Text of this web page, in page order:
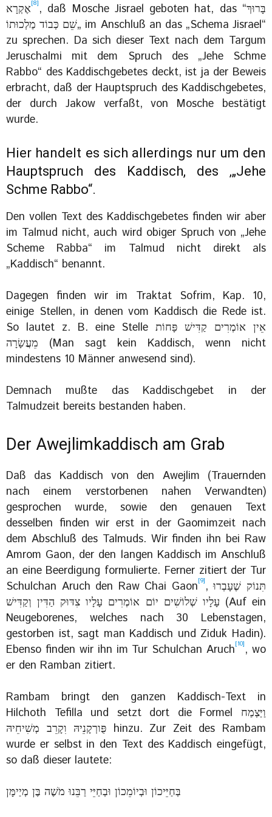
[8] , daß Mosche Jisrael geboten hat, das “‏בָּרוּךְ
שֵׁם כְּבוֹד מַלְכוּתוֹ„‎ im Anschluß an das „Schema Jisrael“
zu sprechen. Da sich dieser Text nach dem Targum
Jeruschalmi mit dem Spruch des „Jehe Schme
Rabbo“ des Kaddischgebetes deckt, ist ja der Beweis
erbracht, daß der Hauptspruch des Kaddischgebetes,
der durch Jakow verfaßt, von Mosche bestätigt
wurde.
Hier handelt es sich allerdings nur um den
Hauptspruch des Kaddisch, des ‚„Jehe
Schme Rabbo“.
Den vollen Text des Kaddischgebetes finden wir aber
im Talmud nicht, auch wird obiger Spruch von „Jehe
Scheme Rabba“ im‎ Talmud nicht direkt als
„Kaddisch“ benannt.
Dagegen finden wir im Traktat Sofrim, Kap. 10,
einige Stellen, in denen vom Kaddisch die Rede ist.
So lautet z. B. eine Stelle ‏אֵין אוֹמְרִים קַדִּישׁ פָּחוֹת
מֵעֲשָׂרָה (Man sagt kein Kaddisch, wenn nicht
mindestens 10 Männer anwesend sind).
Demnach mußte das Kaddischgebet in der
Talmudzeit bereits bestanden haben.
Der Awejlimkaddisch am Grab
Daß das Kaddisch von den Awejlim (Trauernden
nach einem verstorbenen nahen Verwandten)
gesprochen wurde, sowie den genauen Text
desselben finden wir erst in der Gaomimzeit nach
dem Abschluß des Talmuds. Wir finden ihn bei Raw
Amrom Gaon, der den langen Kaddisch im Anschluß
an eine Beerdigung formulierte. Ferner zitiert der Tur
Schulchan Aruch den Raw Chai Gaon[9] , ‏תִּנוֹק שֶׁעָבְרוּ
עָלָיו שְׁלוֹשִׁים יוֹם אוֹמְרִים עָלָיו צִדּוּק הַדִּין וְקַדִּישׁ (Auf ein
Neugeborenes, welches nach 30 Lebenstagen,
gestorben ist, sagt man Kaddisch und Ziduk Hadin)‎.
Ebenso finden wir ihn im Tur Schulchan Aruch[10] , wo
er den Ramban zitiert.
Rambam bringt den ganzen Kaddisch-Text in
Hilchoth Tefilla und setzt dort die Formel וַיַּצְמַח
פֻּורְקָנֵיהּ וִקָרֵב מְשִׁיחֵיהּ‎ hinzu. Zur Zeit des Rambam
wurde er selbst in den Text des Kaddisch eingefügt,
so daß dieser lautete:
‏בְּחַיֵּיכוֹן וּבְיוֹמֵכוֹן וּבְחַיֵּי רַבֵּנוּ מֹשֶׁה בֶּן מְיַימָּן